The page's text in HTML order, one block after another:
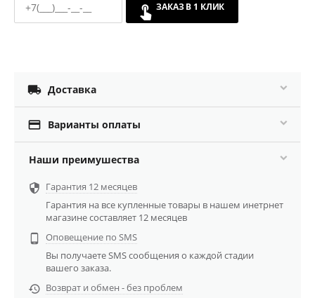
ЗАКАЗ В 1 КЛИК
 Доставка
 Варианты оплаты
Наши преимушества
 Гарантия 12 месяцев
Гарантия на все купленные товары в нашем инетрнет
магазине составляет 12 месяцев

Оповещение по SMS
Вы получаете SMS сообщения о каждой стадии
вашего заказа.
 Возврат и обмен - без проблем